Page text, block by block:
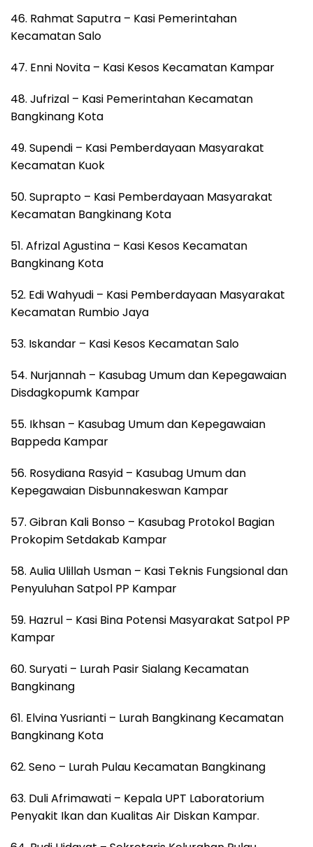
46. Rahmat Saputra – Kasi Pemerintahan
Kecamatan Salo
47. Enni Novita – Kasi Kesos Kecamatan Kampar
48. Jufrizal – Kasi Pemerintahan Kecamatan
Bangkinang Kota
49. Supendi – Kasi Pemberdayaan Masyarakat
Kecamatan Kuok
50. Suprapto – Kasi Pemberdayaan Masyarakat
Kecamatan Bangkinang Kota
51. Afrizal Agustina – Kasi Kesos Kecamatan
Bangkinang Kota
52. Edi Wahyudi – Kasi Pemberdayaan Masyarakat
Kecamatan Rumbio Jaya
53. Iskandar – Kasi Kesos Kecamatan Salo
54. Nurjannah – Kasubag Umum dan Kepegawaian
Disdagkopumk Kampar
55. Ikhsan – Kasubag Umum dan Kepegawaian
Bappeda Kampar
56. Rosydiana Rasyid – Kasubag Umum dan
Kepegawaian Disbunnakeswan Kampar
57. Gibran Kali Bonso – Kasubag Protokol Bagian
Prokopim Setdakab Kampar
58. Aulia Ulillah Usman – Kasi Teknis Fungsional dan
Penyuluhan Satpol PP Kampar
59. Hazrul – Kasi Bina Potensi Masyarakat Satpol PP
Kampar
60. Suryati – Lurah Pasir Sialang Kecamatan
Bangkinang
61. Elvina Yusrianti – Lurah Bangkinang Kecamatan
Bangkinang Kota
62. Seno – Lurah Pulau Kecamatan Bangkinang
63. Duli Afrimawati – Kepala UPT Laboratorium
Penyakit Ikan dan Kualitas Air Diskan Kampar.